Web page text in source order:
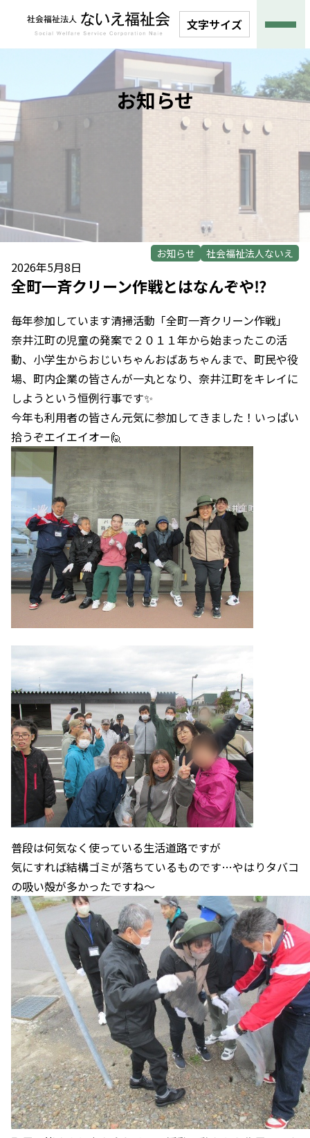
文字サイズ
お知らせ
お知らせ 社会福祉法人ないえ
2026年5月8日
全町一斉クリーン作戦とはなんぞや⁉
毎年参加しています清掃活動「全町一斉クリーン作戦」
奈井江町の児童の発案で２０１１年から始まったこの活
動、小学生からおじいちゃんおばあちゃんまで、町民や役
場、町内企業の皆さんが一丸となり、奈井江町をキレイに
しようという恒例行事です✨
今年も利用者の皆さん元気に参加してきました！いっぱい
拾うぞエイエイオー🙋
普段は何気なく使っている生活道路ですが
気にすれば結構ゴミが落ちているものです…やはりタバコ
の吸い殻が多かったですね～